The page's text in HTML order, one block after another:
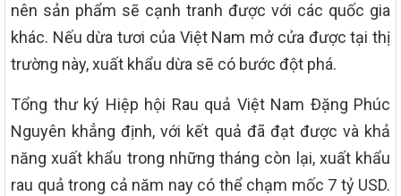
nên sản phẩm sẽ cạnh tranh được với các quốc gia
khác. Nếu dừa tươi của Việt Nam mở cửa được tại thị
trường này, xuất khẩu dừa sẽ có bước đột phá.
Tổng thư ký Hiệp hội Rau quả Việt Nam Đặng Phúc
Nguyên khẳng định, với kết quả đã đạt được và khả
năng xuất khẩu trong những tháng còn lại, xuất khẩu
rau quả trong cả năm nay có thể chạm mốc 7 tỷ USD.